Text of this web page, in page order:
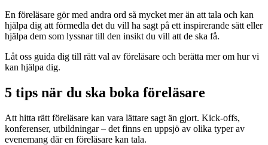
En föreläsare gör med andra ord så mycket mer än att tala och kan
hjälpa dig att förmedla det du vill ha sagt på ett inspirerande sätt eller
hjälpa dem som lyssnar till den insikt du vill att de ska få.
Låt oss guida dig till rätt val av föreläsare och berätta mer om hur vi
kan hjälpa dig.
5 tips när du ska boka föreläsare
Att hitta rätt föreläsare kan vara lättare sagt än gjort. Kick-offs,
konferenser, utbildningar – det finns en uppsjö av olika typer av
evenemang där en föreläsare kan tala.